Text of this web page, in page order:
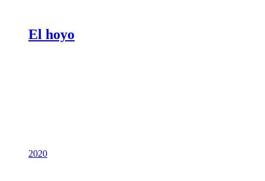
El hoyo
2020